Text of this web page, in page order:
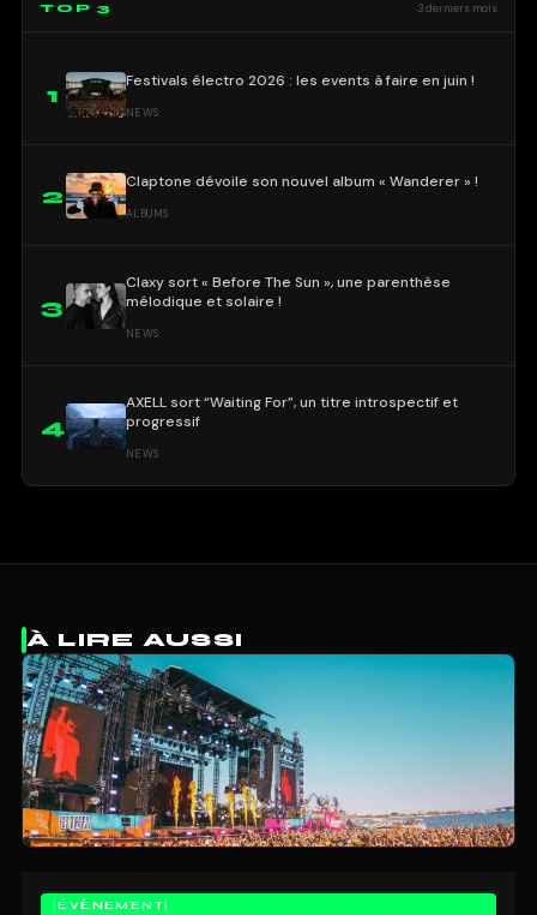
TOP 3 3 derniers mois
1
Festivals électro 2026 : les events à faire en juin !
NEWS
2
Claptone dévoile son nouvel album « Wanderer » !
ALBUMS
3
Claxy sort « Before The Sun », une parenthèse
mélodique et solaire !
NEWS
4
AXELL sort “Waiting For”, un titre introspectif et
progressif
NEWS
À LIRE AUSSI
ÉVÈNEMENT